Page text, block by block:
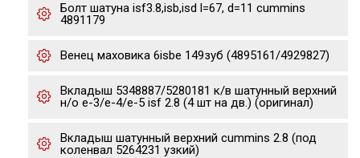
Болт шатуна isf3.8,isb,isd l=67, d=11 cummins
4891179
Венец маховика 6isbe 149зуб (4895161/4929827)
Вкладыш 5348887/5280181 к/в шатунный верхний
н/о е-3/е-4/е-5 isf 2.8 (4 шт на дв.) (оригинал)
Вкладыш шатунный верхний cummins 2.8 (под
коленвал 5264231 узкий)